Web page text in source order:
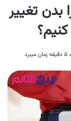
بدن تغییر